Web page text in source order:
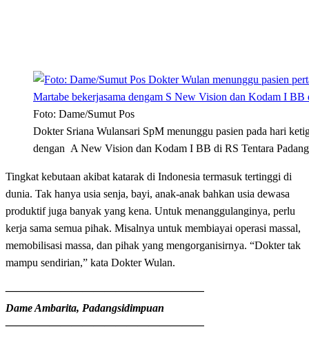
Foto: Dame/Sumut Pos
Dokter Sriana Wulansari SpM menunggu pasien pada hari
dengan A New Vision dan Kodam I BB di RS Tentara
Tingkat kebutaan akibat katarak di Indonesia termasuk tertinggi di
dunia. Tak hanya usia senja, bayi, anak-anak bahkan usia dewasa
produktif juga banyak yang kena. Untuk menanggulanginya, perlu
kerja sama semua pihak. Misalnya untuk membiayai operasi massal,
memobilisasi massa, dan pihak yang mengorganisirnya. “Dokter tak
mampu sendirian,” kata Dokter Wulan.
——————————————————
Dame Ambarita, Padangsidimpuan
——————————————————